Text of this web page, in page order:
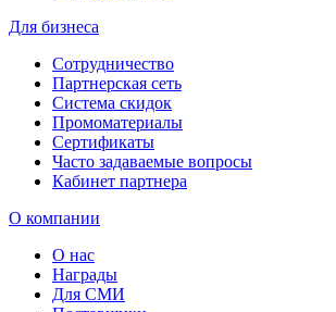
Для бизнеса
Сотрудничество
Партнерская сеть
Система скидок
Промоматериалы
Сертификаты
Часто задаваемые вопросы
Кабинет партнера
О компании
О нас
Награды
Для СМИ